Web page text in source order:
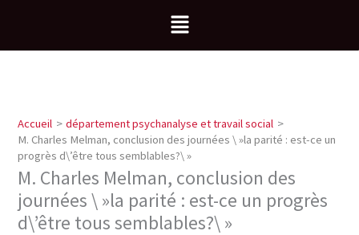
contenu
Menu
Accueil
département psychanalyse et travail social
M. Charles Melman, conclusion des journées \ »la parité : est-ce un
progrès d\’être tous semblables?\ »
M. Charles Melman, conclusion des
journées \ »la parité : est-ce un progrès
d\’être tous semblables?\ »